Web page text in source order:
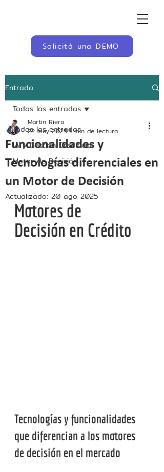
Solicitá una DEMO
Entrada
Todas las entradas
IA y Gestión Crediticia
Motor de Decisión
Todas las entradas
Funcionalidades y
Tecnologías diferenciales en
un Motor de Decisión
Martin Riera
22 may 20255 min de lectura
Actualizado: 20 ago 2025
Motores de
Decisión en Crédito
Tecnologías y funcionalidades
que diferencian a los motores
de decisión en el mercado